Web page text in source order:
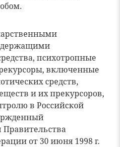
психотропные
включенные
средств,
и их прекурсоров,
в Российской
от 30 июня 1998 г.